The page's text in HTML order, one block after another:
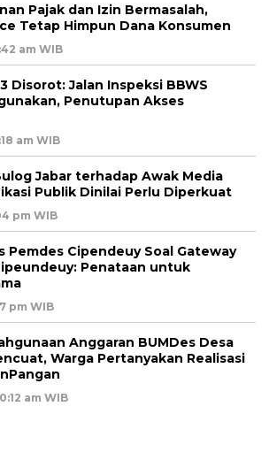
Pajak dan Izin Bermasalah,
Tetap Himpun Dana Konsumen
am WIB
Disorot: Jalan Inspeksi BBWS
Penutupan Akses
am WIB
Jabar terhadap Awak Media
Publik Dinilai Perlu Diperkuat
pm WIB
Pemdes Cipendeuy Soal Gateway
Penataan untuk
pm WIB
Anggaran BUMDes Desa
Warga Pertanyakan Realisasi
am WIB